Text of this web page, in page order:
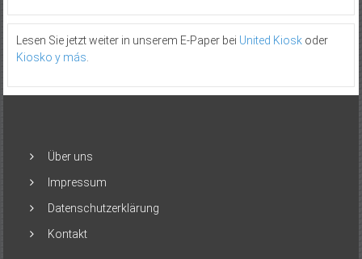
Lesen Sie jetzt weiter in unserem E-Paper bei United Kioskoder
Kiosko y más
Über uns
Impressum
Datenschutzerklärung
Kontakt